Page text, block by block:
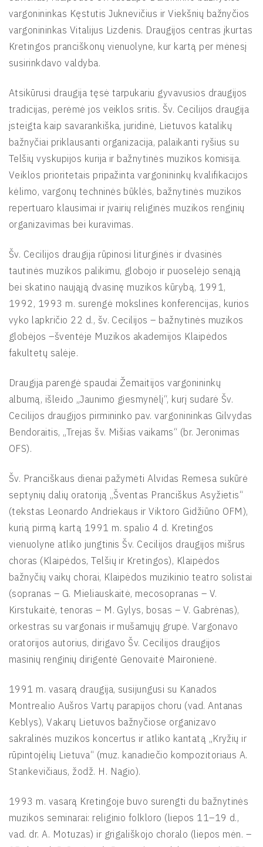
vargonininkas Kęstutis Juknevičius ir Viekšnių bažnyčios
vargonininkas Vitalijus Lizdenis. Draugijos centras įkurtas
Kretingos pranciškonų vienuolyne, kur kartą per mėnesį
susirinkdavo valdyba.
Atsikūrusi draugija tęsė tarpukariu gyvavusios draugijos
tradicijas, perėmė jos veiklos sritis. Šv. Cecilijos draugija
įsteigta kaip savarankiška, juridinė, Lietuvos katalikų
bažnyčiai priklausanti organizacija, palaikanti ryšius su
Telšių vyskupijos kurija ir bažnytinės muzikos komisija.
Veiklos prioritetais pripažinta vargonininkų kvalifikacijos
kėlimo, vargonų techninės būklės, bažnytinės muzikos
repertuaro klausimai ir įvairių religinės muzikos renginių
organizavimas bei kuravimas.
Šv. Cecilijos draugija rūpinosi liturginės ir dvasinės
tautinės muzikos palikimu, globojo ir puoselėjo senąją
bei skatino naująją dvasinę muzikos kūrybą, 1991,
1992, 1993 m. surengė mokslines konferencijas, kurios
vyko lapkričio 22 d., šv. Cecilijos – bažnytinės muzikos
globėjos –šventėje Muzikos akademijos Klaipėdos
fakultetų salėje.
Draugija parengė spaudai Žemaitijos vargonininkų
albumą, išleido „Jaunimo giesmynėlį“, kurį sudarė Šv.
Cecilijos draugijos pirmininko pav. vargonininkas Gilvydas
Bendoraitis, „Trejas šv. Mišias vaikams“ (br. Jeronimas
OFS).
Šv. Pranciškaus dienai pažymėti Alvidas Remesa sukūrė
septynių dalių oratoriją „Šventas Pranciškus Asyžietis“
(tekstas Leonardo Andriekaus ir Viktoro Gidžiūno OFM),
kurią pirmą kartą 1991 m. spalio 4 d. Kretingos
vienuolyne atliko jungtinis Šv. Cecilijos draugijos mišrus
choras (Klaipėdos, Telšių ir Kretingos), Klaipėdos
bažnyčių vaikų chorai, Klaipėdos muzikinio teatro solistai
(sopranas – G. Mieliauskaitė, mecosopranas – V.
Kirstukaitė, tenoras – M. Gylys, bosas – V. Gabrėnas),
orkestras su vargonais ir mušamųjų grupė. Vargonavo
oratorijos autorius, dirigavo Šv. Cecilijos draugijos
masinių renginių dirigentė Genovaitė Maironienė.
1991 m. vasarą draugija, susijungusi su Kanados
Montrealio Aušros Vartų parapijos choru (vad. Antanas
Keblys), Vakarų Lietuvos bažnyčiose organizavo
sakralinės muzikos koncertus ir atliko kantatą „Kryžių ir
rūpintojėlių Lietuva“ (muz. kanadiečio kompozitoriaus A.
Stankevičiaus, žodž. H. Nagio).
1993 m. vasarą Kretingoje buvo surengti du bažnytinės
muzikos seminarai: religinio folkloro (liepos 11–19 d.,
vad. dr. A. Motuzas) ir grigališkojo choralo (liepos mėn. –